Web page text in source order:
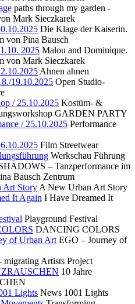
paths through my garden -
Mark Sieczkarek
Die Klage der Kaiserin.
von Pina Bausch
2025 Malou and Dominique.
von Mark Sieczkarek
Ahnen ahnen
19.10.2025 Open Studio-
/ 25.10.2025 Kostüm- &
GARDEN PARTY
/ 25.10.2025 Performance
Film Streetwear
Werkschau Führung
– Tanzperformance im
Bausch Zentrum
Art Story A New Urban Art Story
It Again I Have Dreamed It
Playground Festival
DANCING COLORS
of Urban Art EGO – Journey of
migrating Artists Project
10 Jahre
Lights News 1001 Lights